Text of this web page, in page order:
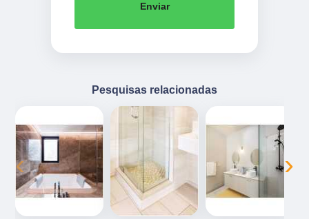
Enviar
Pesquisas relacionadas
‹ ›